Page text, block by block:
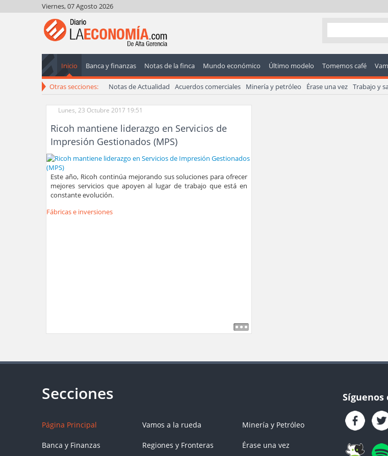
Viernes, 07 Agosto 2026
Inicio Banca y finanzas Notas de la finca Mundo económico Último modelo Tomemos café
Otras secciones: Notas de Actualidad Acuerdos comerciales Minería y petróleo Érase una vez Trabajo y
Lunes, 23 Octubre 2017 19:51
Ricoh mantiene liderazgo en Servicios de
Impresión Gestionados (MPS)
Este año, Ricoh continúa mejorando sus soluciones para ofrecer
mejores servicios que apoyen al lugar de trabajo que está en
constante evolución.
Fábricas e inversiones
Página Principal
Banca y Finanzas
Vamos a la rueda
Regiones y Fronteras
Minería y Petróleo
Érase una vez
Síguenos